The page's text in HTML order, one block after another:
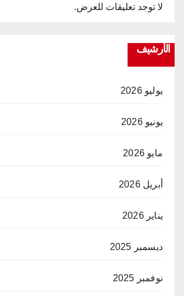
لا توجد تعليقات للعرض.
الأرشيف
يوليو 2026
يونيو 2026
مايو 2026
أبريل 2026
يناير 2026
ديسمبر 2025
نوفمبر 2025